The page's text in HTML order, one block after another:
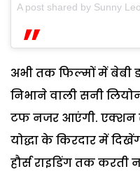
A post shared by Sunny
अभी तक फिल्मों में बेबी
निभाने वाली सनी
टफ नजर आएंगी. एक्शन
योद्धा के किरदार में
हौर्स राइडिंग तक करती